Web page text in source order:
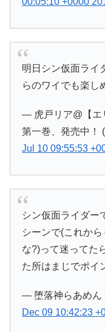
明日シン仮面ライ
らのワイでも楽し
— 虎戸リア@【エ
第一巻、発売中！
Jul 10 09:55:53
シン仮面ライダー
シーンで(これか
な?)って迷ってた
た所はまじでポイ
— 堕落神らあめん
Dec 09 10:42:23